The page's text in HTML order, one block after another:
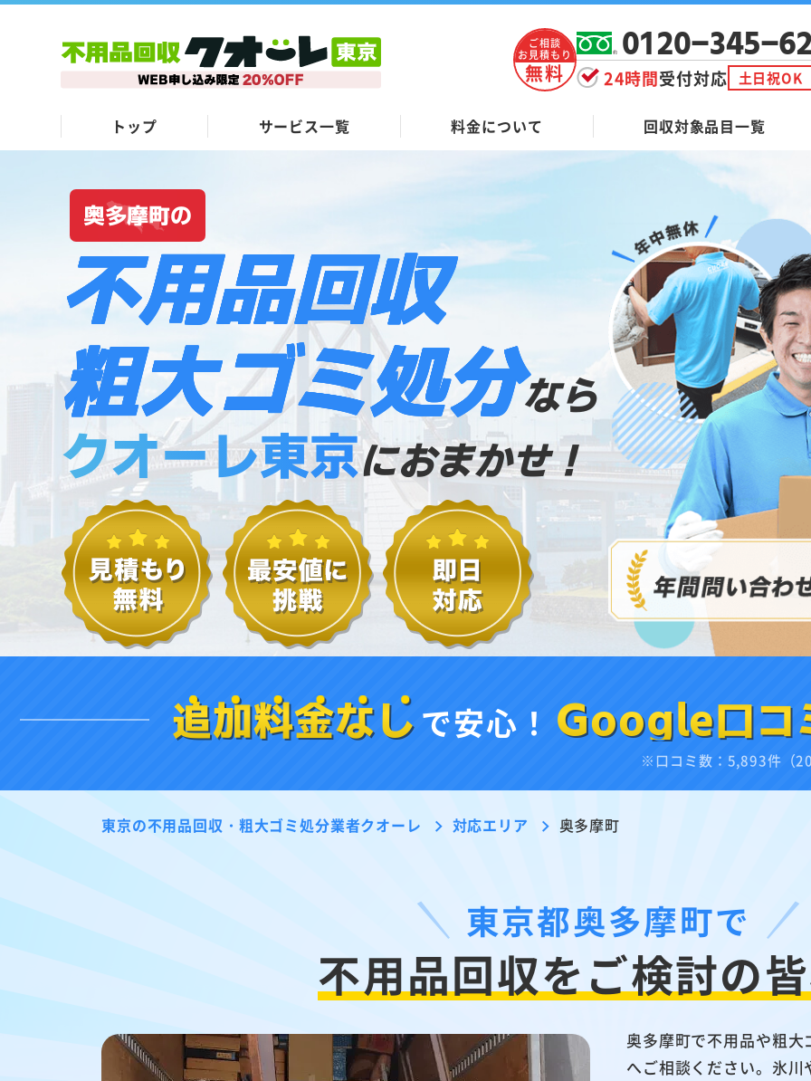
ご相談
お見積もり
無料
0120-345-
24時間受付対応 土日祝OK
トップ サービス一覧 料金について 回収対象品目一覧
奥多摩町の
不用品回収
粗大ゴミ処分なら
クオーレ東京におまかせ！
追加料金なし で安心！ Google口
※口コミ数：5,893件（
東京の不用品回収・粗大ゴミ処分業者クオーレ 対応エリア 奥多摩町
東京都奥多摩町で
不用品回収をご検討の
奥多摩町で不用品や粗
へご相談ください。氷